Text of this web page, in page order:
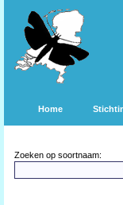
Home
Zoeken op soortnaam: